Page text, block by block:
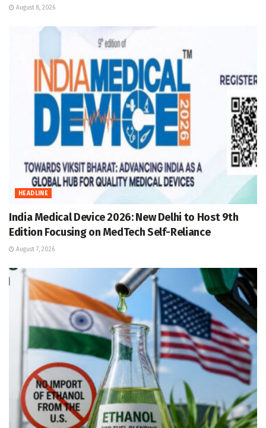
August 8, 2026
HEADLINE
India Medical Device 2026: New Delhi to Host 9th
Edition Focusing on MedTech Self-Reliance
August 7, 2026